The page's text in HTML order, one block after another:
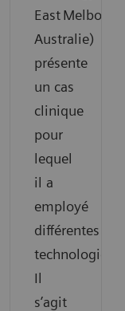
East
Australie)
présente
un cas
clinique
pour
lequel
il a
employé
différentes
technologies.
Il
s’agit